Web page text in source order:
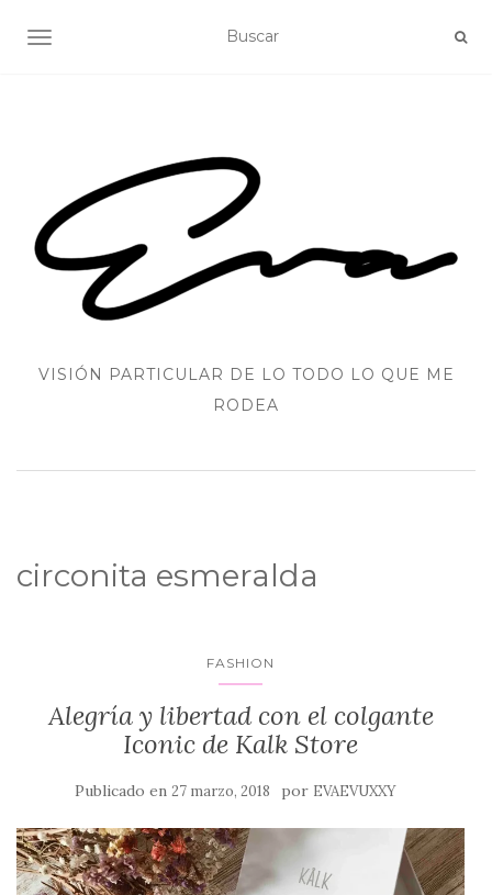
ALTERNAR NAVEGACIÓN
VISIÓN PARTICULAR DE LO TODO LO QUE ME
RODEA
circonita esmeralda
FASHION
Alegría y libertad con el colgante
Iconic de Kalk Store
Publicado en 27 marzo, 2018 por EVAEVUXXY